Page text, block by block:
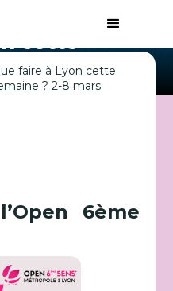
cette
faire à Lyon cette
? 2-8 mars
6ème